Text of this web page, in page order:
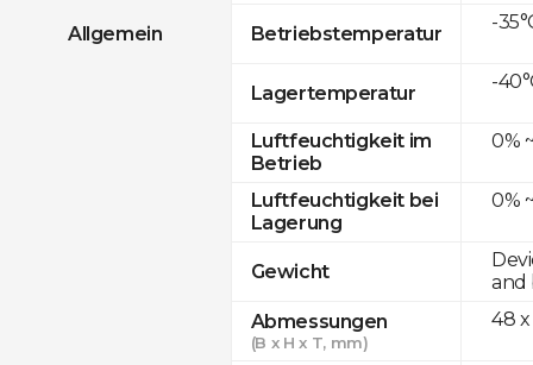
Allgemein Betriebstemperatur
Lagertemperatur
Luftfeuchtigkeit im
Betrieb
Luftfeuchtigkeit bei
Lagerung
Gewicht
Abmessungen
(B x H x T, mm)
-
-
0%
0%
and
48 x